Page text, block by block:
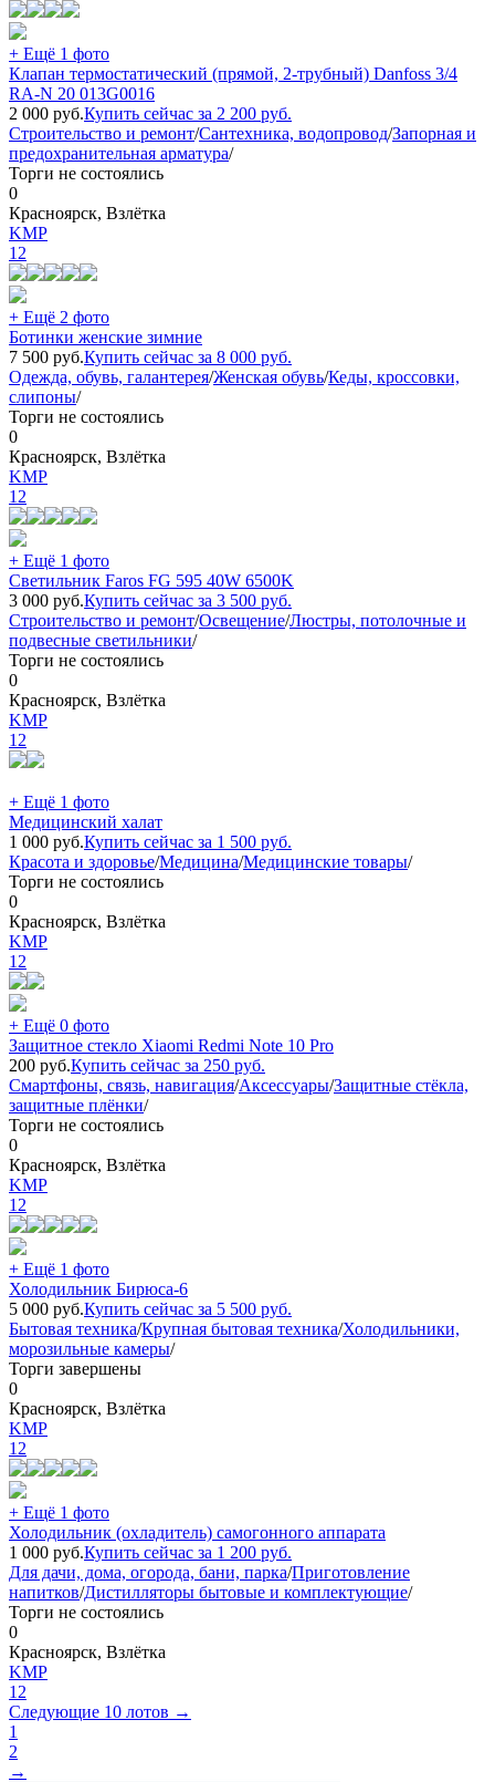
+ Ещё 1 фото
Клапан термостатический (прямой, 2-трубный) Danfoss 3/4
RA-N 20 013G0016
2 000 руб.Купить сейчас за 2 200 руб.
Строительство и ремонт/Сантехника, водопровод/Запорная и
предохранительная арматура/
Торги не состоялись
0
Красноярск, Взлётка
KMP
12
+ Ещё 2 фото
Ботинки женские зимние
7 500 руб.Купить сейчас за 8 000 руб.
Одежда, обувь, галантерея/Женская обувь/Кеды, кроссовки,
слипоны/
Торги не состоялись
0
Красноярск, Взлётка
KMP
12
+ Ещё 1 фото
Светильник Faros FG 595 40W 6500K
3 000 руб.Купить сейчас за 3 500 руб.
Строительство и ремонт/Освещение/Люстры, потолочные и
подвесные светильники/
Торги не состоялись
0
Красноярск, Взлётка
KMP
12
+ Ещё 1 фото
Медицинский халат
1 000 руб.Купить сейчас за 1 500 руб.
Красота и здоровье/Медицина/Медицинские товары/
Торги не состоялись
0
Красноярск, Взлётка
KMP
12
+ Ещё 0 фото
Защитное стекло Xiaomi Redmi Note 10 Pro
200 руб.Купить сейчас за 250 руб.
Смартфоны, связь, навигация/Аксессуары/Защитные стёкла,
защитные плёнки/
Торги не состоялись
0
Красноярск, Взлётка
KMP
12
+ Ещё 1 фото
Холодильник Бирюса-6
5 000 руб.Купить сейчас за 5 500 руб.
Бытовая техника/Крупная бытовая техника/Холодильники,
морозильные камеры/
Торги завершены
0
Красноярск, Взлётка
KMP
12
+ Ещё 1 фото
Холодильник (охладитель) самогонного аппарата
1 000 руб.Купить сейчас за 1 200 руб.
Для дачи, дома, огорода, бани, парка/Приготовление
напитков/Дистилляторы бытовые и комплектующие/
Торги не состоялись
0
Красноярск, Взлётка
KMP
12
Следующие 10 лотов →
1
2
→